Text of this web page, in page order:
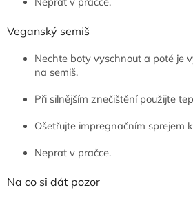
Veganský semiš
Nechte boty vyschnout a poté je
na semiš.
Při silnějším znečištění použijte
Ošetřujte impregnačním sprejem
Neprat v pračce.
Na co si dát pozor